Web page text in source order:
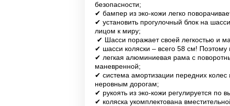
безопасности;
✔ бампер из эко-кожи легко
✔ установить прогулочный блок на
лицом к миру;
✔ Шасси поражает своей легкостью и
✔ шасси коляски – всего 58 см!
✔ легкая алюминиевая рама с
маневренной;
✔ система амортизации передних
неровным дорогам;
✔ рукоять из эко-кожи регулируется по
✔ коляска укомплектована